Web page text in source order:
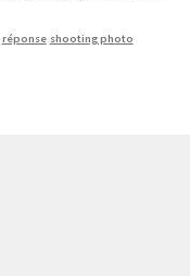
réponse shooting photo